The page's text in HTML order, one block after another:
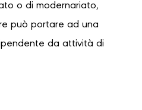
o di modernariato,
può portare ad una
da attività di